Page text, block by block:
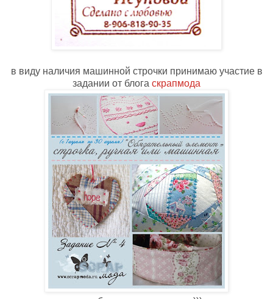
в виду наличия машинной строчки принимаю участие в
задании от блога скрапмода